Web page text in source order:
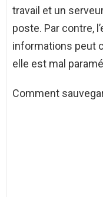
travail et un
poste. Par contre,
informations peut
elle est mal
Comment